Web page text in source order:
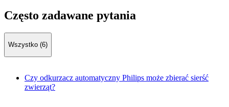
Często zadawane pytania
Wszystko (6)
Czy odkurzacz automatyczny Philips może zbierać sierść
zwierząt?